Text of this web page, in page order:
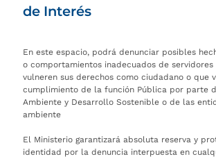
de Interés
En este espacio, podrá denunciar posibles
o comportamientos inadecuados de
vulneren sus derechos como ciudadano o que
cumplimiento de la función Pública por parte
Ambiente y Desarrollo Sostenible o de las
ambiente
El Ministerio garantizará absoluta reserva y
identidad por la denuncia interpuesta en